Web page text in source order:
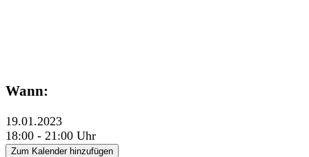
Wann:
19.01.2023
18:00 - 21:00 Uhr
Zum Kalender hinzufügen